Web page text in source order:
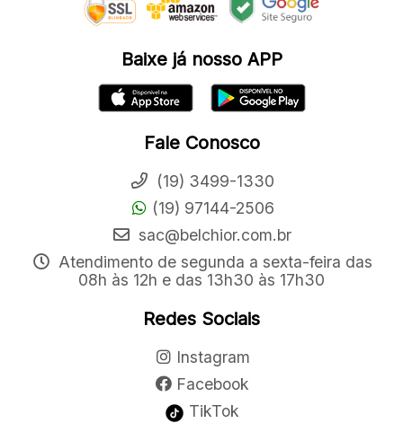
Baixe já nosso APP
Fale Conosco
(19) 3499-1330
(19) 97144-2506
sac@belchior.com.br
Atendimento de segunda a sexta-feira das
08h às 12h e das 13h30 às 17h30
Redes Sociais
Instagram
Facebook
TikTok